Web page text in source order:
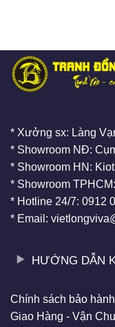
* Xưởng sx: Làng
* Showroom NĐ:
* Showroom HN:
* Showroom
* Hotline 24/7: 0912
* Email:
HƯỚNG DẪN
Chính sách bảo hành
Giao Hàng - Vận